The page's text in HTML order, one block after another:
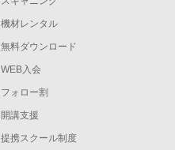
機材レンタル
無料ダウンロード
WEB入会
フォロー割
開講支援
提携スクール制度